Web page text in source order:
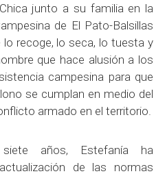
junto a su familia en la
de El Pato-Balsillas
lo recoge, lo seca, lo tuesta y
que hace alusión a los
campesina para que
se cumplan en medio del
armado en el territorio.
años, Estefanía ha
de las normas